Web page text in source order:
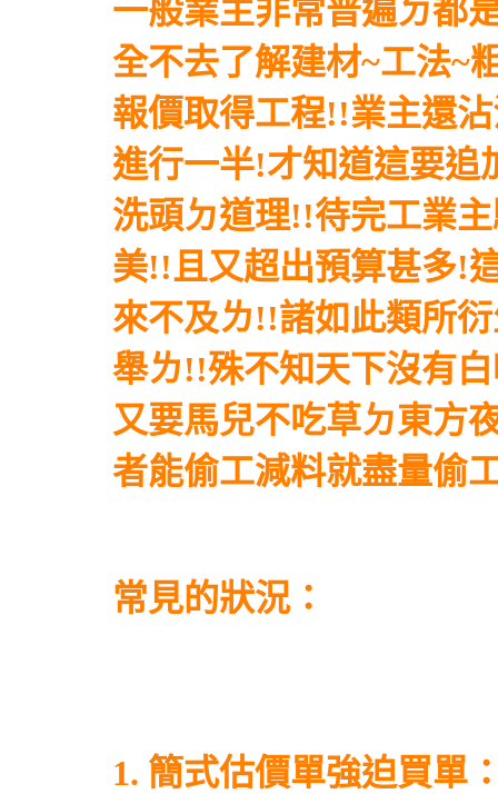
一般業主非常普遍ㄉ都
全不去了解建材~工法~
報價取得工程!!業主還
進行一半!才知道這要
洗頭ㄉ道理!!待完工業
美!!且又超出預算甚多!
來不及ㄌ!!諸如此類所
舉ㄌ!!殊不知天下沒有
又要馬兒不吃草ㄉ東方
者能偷工減料就盡量偷
常見的狀況：
1. 簡式估價單強迫買單